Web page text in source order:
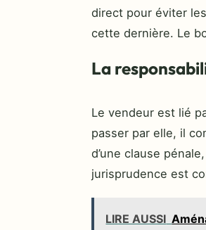
direct pour éviter
cette dernière. Le
La
Le vendeur est lié
passer par elle, il
d’une clause
jurisprudence est
LIRE AUSSI